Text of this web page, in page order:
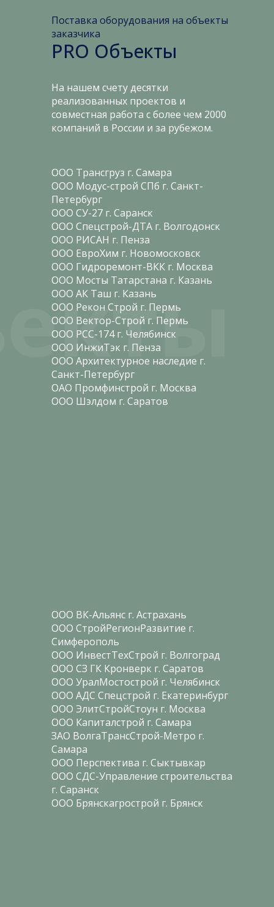
PRO Объекты
На нашем счету десятки
реализованных проектов и
совместная работа с более чем 2000
компаний в России и за рубежом.
Поставка оборудования на объекты
заказчика
ООО Трансгруз г. Самара
ООО Модус-строй СПб г. Санкт-
Петербург
ООО СУ-27 г. Саранск
ООО Спецстрой-ДТА г. Волгодонск
ООО РИСАН г. Пенза
ООО ЕвроХим г. Новомосковск
ООО Гидроремонт-ВКК г. Москва
ООО Мосты Татарстана г. Казань
ООО АК Таш г. Казань
ООО Рекон Строй г. Пермь
ООО Вектор-Строй г. Пермь
ООО РСС-174 г. Челябинск
ООО ИнжиТэк г. Пенза
ООО Архитектурное наследие г.
Санкт-Петербург
ОАО Промфинстрой г. Москва
ООО Шэлдом г. Саратов
ООО ВК-Альянс г. Астрахань
ООО СтройРегионРазвитие г.
Симферополь
ООО ИнвестТехСтрой г. Волгоград
ООО СЗ ГК Кронверк г. Саратов
ООО УралМостострой г. Челябинск
ООО АДС Спецстрой г. Екатеринбург
ООО ЭлитСтройСтоун г. Москва
ООО Капиталстрой г. Самара
ЗАО ВолгаТрансСтрой-Метро г.
Самара
ООО Перспектива г. Сыктывкар
ООО СДС-Управление строительства
г. Саранск
ООО Брянскагрострой г. Брянск